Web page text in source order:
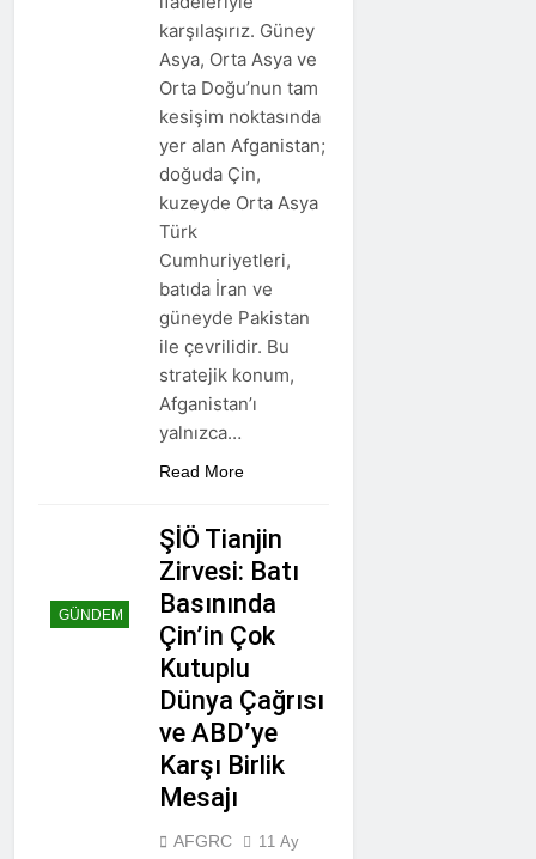
karşılaşırız. Güney
Asya, Orta Asya ve
Orta Doğu’nun tam
kesişim noktasında
yer alan Afganistan;
doğuda Çin,
kuzeyde Orta Asya
Türk
Cumhuriyetleri,
batıda İran ve
güneyde Pakistan
ile çevrilidir. Bu
stratejik konum,
Afganistan’ı
yalnızca…
Read More
GÜNDEM
ŞİÖ Tianjin
Zirvesi: Batı
Basınında
Çin’in Çok
Kutuplu
Dünya Çağrısı
ve ABD’ye
Karşı Birlik
Mesajı
AFGRC
11 Ay